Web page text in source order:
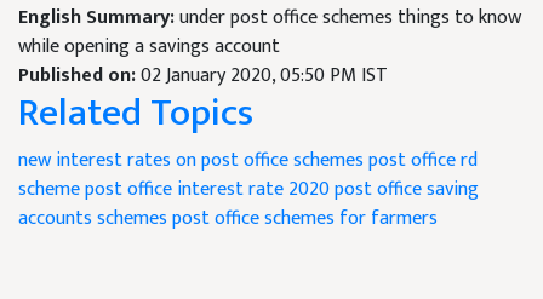
English Summary:under post office schemes things to know
while opening a savings account
Published on:02 January 2020, 05:50 PM IST
Related Topics
new interest rates on post office schemespost office rd
schemepost office interest rate 2020post office saving
accounts schemespost office schemes for farmers